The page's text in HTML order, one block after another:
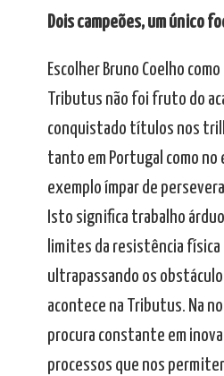
Dois campeões, um único
Escolher Bruno Coelho
Tributus não foi fruto do
conquistado títulos nos
tanto em Portugal como no
exemplo ímpar de
Isto significa trabalho
limites da resistência física
ultrapassando os
acontece na Tributus. Na
procura constante em
processos que nos